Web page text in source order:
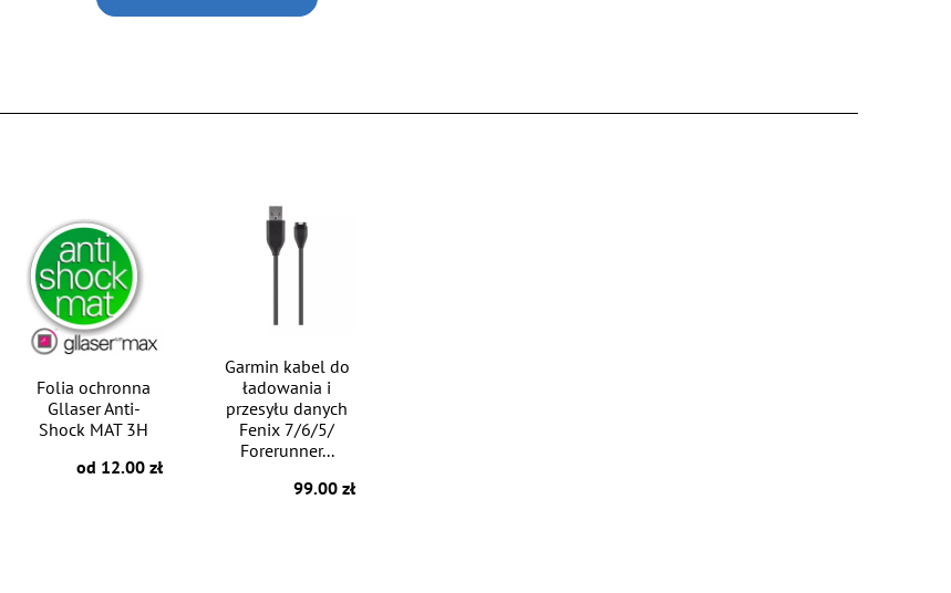
Folia ochronna
Gllaser Anti-
Shock MAT 3H
od 12.00 zł
Garmin kabel do
ładowania i
przesyłu danych
Fenix 7/6/5/
Forerunner...
99.00 zł